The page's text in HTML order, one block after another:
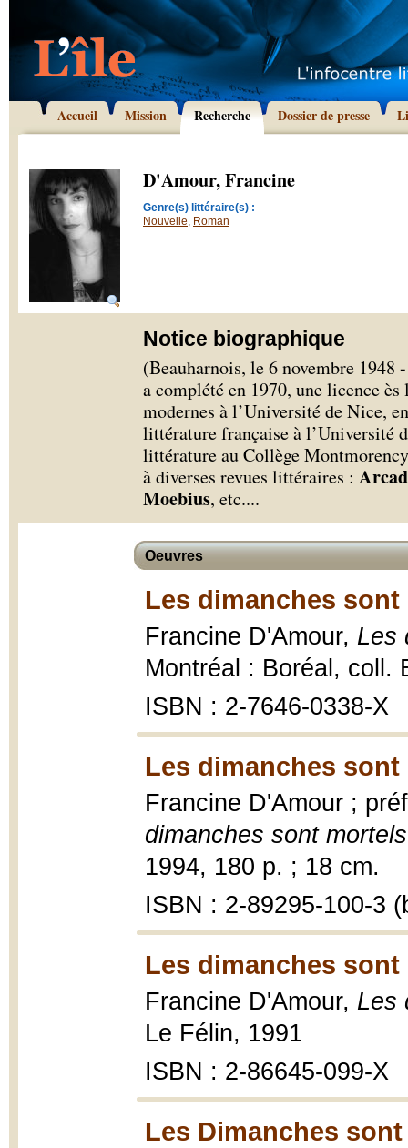
Accueil Mission Recherche Dossier de presse
D'Amour, Francine
Genre(s) littéraire(s) :
Nouvelle, Roman
Notice biographique
(Beauharnois, le 6 novembre 1948
a complété en 1970, une licence
modernes à l’Université de Nice,
littérature française à l’Université
littérature au Collège
à diverses revues littéraires :
Moebius, etc....
Oeuvres
Les dimanches sont
Francine D'Amour, Les
Montréal : Boréal, coll.
ISBN : 2-7646-0338-X
Les dimanches sont
Francine D'Amour ;
dimanches sont
1994, 180 p. ; 18 cm.
ISBN : 2-89295-100-3
Les dimanches sont
Francine D'Amour, Les
Le Félin, 1991
ISBN : 2-86645-099-X
Les Dimanches